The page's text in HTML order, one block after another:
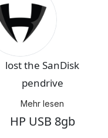
lost the SanDisk
pendrive
Mehr lesen
HP USB 8gb